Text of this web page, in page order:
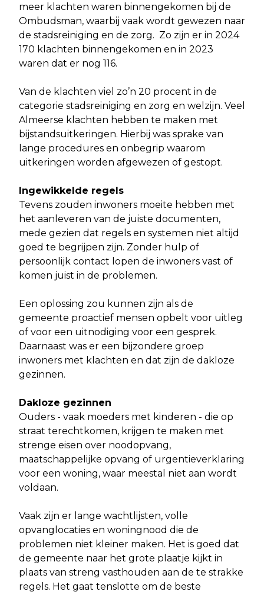
meer klachten waren binnengekomen bij de
Ombudsman, waarbij vaak wordt gewezen naar
de stadsreiniging en de zorg. Zo zijn er in 2024
170 klachten binnengekomen en in 2023
waren dat er nog 116.
Van de klachten viel zo’n 20 procent in de
categorie stadsreiniging en zorg en welzijn. Veel
Almeerse klachten hebben te maken met
bijstandsuitkeringen. Hierbij was sprake van
lange procedures en onbegrip waarom
uitkeringen worden afgewezen of gestopt.
Ingewikkelde regels
Tevens zouden inwoners moeite hebben met
het aanleveren van de juiste documenten,
mede gezien dat regels en systemen niet altijd
goed te begrijpen zijn. Zonder hulp of
persoonlijk contact lopen de inwoners vast of
komen juist in de problemen.
Een oplossing zou kunnen zijn als de
gemeente proactief mensen opbelt voor uitleg
of voor een uitnodiging voor een gesprek.
Daarnaast was er een bijzondere groep
inwoners met klachten en dat zijn de dakloze
gezinnen.
Dakloze gezinnen
Ouders - vaak moeders met kinderen - die op
straat terechtkomen, krijgen te maken met
strenge eisen over noodopvang,
maatschappelijke opvang of urgentieverklaring
voor een woning, waar meestal niet aan wordt
voldaan.
Vaak zijn er lange wachtlijsten, volle
opvanglocaties en woningnood die de
problemen niet kleiner maken. Het is goed dat
de gemeente naar het grote plaatje kijkt in
plaats van streng vasthouden aan de te strakke
regels. Het gaat tenslotte om de beste